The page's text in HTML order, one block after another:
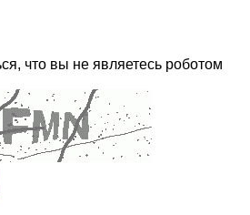
что вы не являетесь роботом